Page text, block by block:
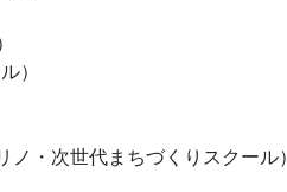
）
・次世代まちづくりスクール）